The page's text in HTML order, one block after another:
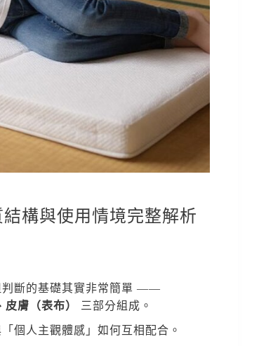
構與使用情境完整解析
判斷的基礎其實非常簡單 ——
膚（表布） 三部分組成。
個人主觀體感」如何互相配合。